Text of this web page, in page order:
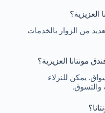
العزيزية؟
من الزوار بالخدمات
مونتانا العزيزية؟
يمكن للنزلاء
والتسوق.